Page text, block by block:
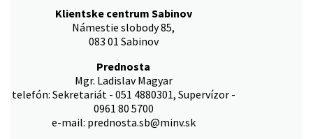
Klientske centrum Sabinov
Námestie slobody 85,
083 01 Sabinov
Prednosta
Mgr. Ladislav Magyar
telefón: Sekretariát - 051 4880301, Supervízor -
0961 80 5700
e-mail: prednosta.sb@minv.sk